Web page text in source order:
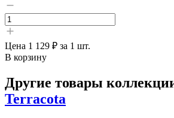
Цена 1 129 ₽ за 1 шт.
В корзину
Другие товары
Terracota